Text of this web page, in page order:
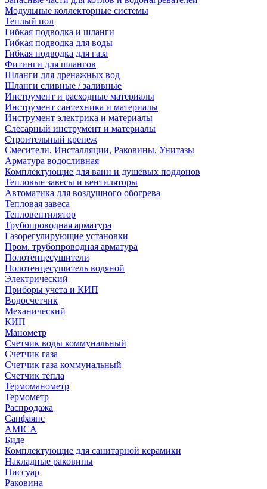
Модульные коллекторные системы
Теплый пол
Гибкая подводка и шланги
Гибкая подводка для воды
Гибкая подводка для газа
Фитинги для шлангов
Шланги для дренажных вод
Шланги сливные / заливные
Инструмент и расходные материалы
Инструмент сантехника и материалы
Инструмент электрика и материалы
Слесарный инструмент и материалы
Строительный крепеж
Смесители, Инсталляции, Раковины, Унитазы
Арматура водосливная
Комплектующие для ванн и душевых поддонов
Тепловые завесы и вентиляторы
Автоматика для воздушного обогрева
Тепловая завеса
Тепловентилятор
Трубопроводная арматура
Газорегулирующие установки
Пром. трубопроводная арматура
Полотенцесушители
Полотенцесушитель водяной
Электрический
Приборы учета и КИП
Водосчетчик
Механический
КИП
Манометр
Счетчик воды коммунальный
Счетчик газа
Счетчик газа коммунальный
Счетчик тепла
Термоманометр
Термометр
Распродажа
Санфаянс
AMICA
Биде
Комплектующие для санитарной керамики
Накладные раковины
Писсуар
Раковина